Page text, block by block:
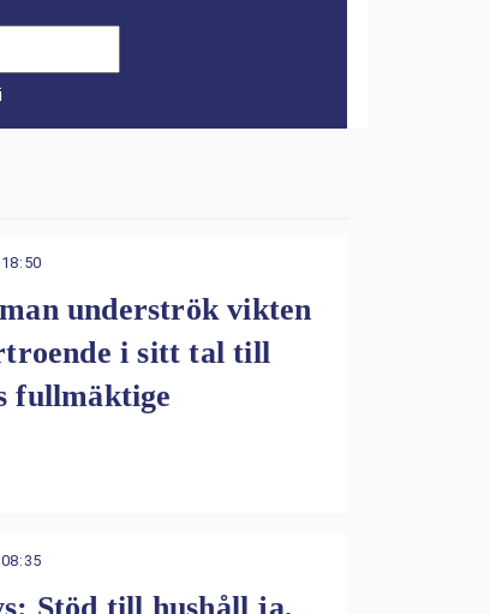
underströk vikten
i sitt tal till
fullmäktige